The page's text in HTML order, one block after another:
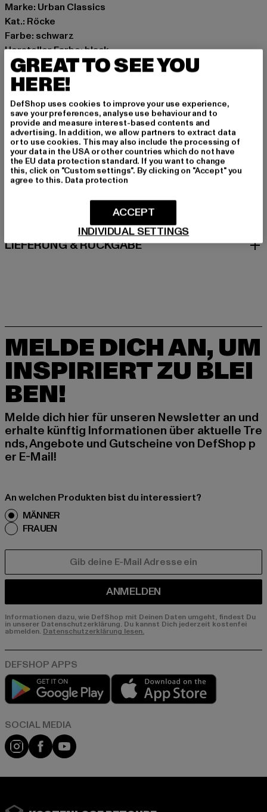
Marke: Urban Classics
Kat.: Röcke
Farbe: schwarz
Hersteller Farbe: black
Materialzusammensetzung: 50% Polyester, 50%
Viskose
Art.Nr: TB7060-00007
Hersteller: TB International GmbH |info@tbint.de
Dr.-Robert-Murjahn-Straße 7 | 64372 Ober-Ramstadt |
DE
LIEFERUNG & RÜCKGABE
MELDE DICH AN, UM
INSPIRIERT ZU BLEI
BEN!
Melde dich hier für unseren Newsletter an und
erhalte künftig Informationen über aktuelle Tre
nds, Angebote und Gutscheine von DefShop p
er E-Mail!
An welchen Produkten bist du interessiert?
MÄNNER
FRAUEN
ANMELDEN
Informationen dazu, wie DefShop mit Deinen Daten umgeht, findest Du
in unserer Datenschutzerklärung. Du kannst Dich jederzeit kostenfei
abmelden. Datenschutzerklärung lesen.
Play market
Instagram
FacebookYouTube
GREAT TO SEE YOU
HERE!
DefShop uses cookies to improve your use experience,
save your preferences, analyse use behaviour and to
provide and measure interest-based contents and
advertising. In addition, we allow partners to extract data
or to use cookies. This may also include the processing of
your data in the USA or other countries which do not have
the EU data protection standard. If you want to change
this, click on "Custom settings". By clicking on "Accept" you
agree to this. Data protection
INDIVIDUAL SETTINGS
ACCEPT